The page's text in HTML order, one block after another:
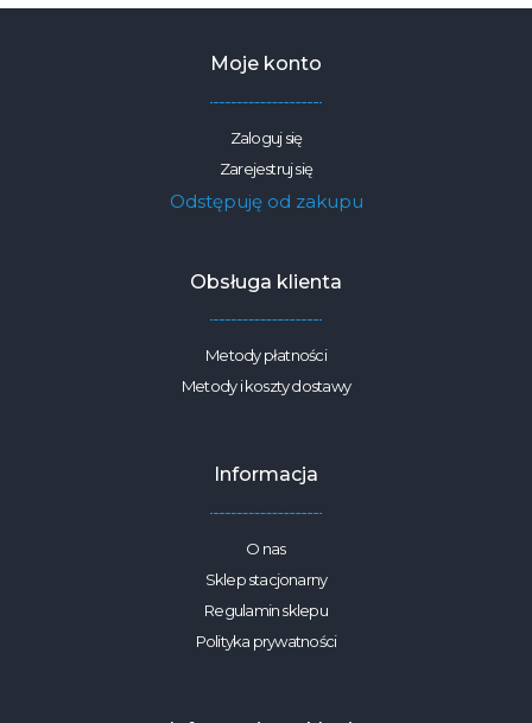
elastanem
Moje konto
Zaloguj się
Zarejestruj się
Odstępuję od zakupu
Obsługa klienta
Metody płatności
Metody i koszty dostawy
Informacja
O nas
Sklep stacjonarny
Regulamin sklepu
Polityka prywatności